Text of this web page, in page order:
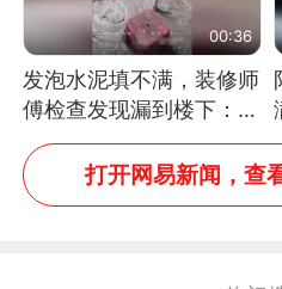
00:36
发泡水泥填不满，装修师
傅检查发现漏到楼下：出
风口未延伸到外墙
打开网易新闻，查